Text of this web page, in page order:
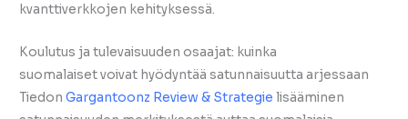
kvanttiverkkojen kehityksessä.
Koulutus ja tulevaisuuden osaajat: kuinka
suomalaiset voivat hyödyntää satunnaisuutta arjessaan
TiedonGargantoonz Review & Strategie lisääminen